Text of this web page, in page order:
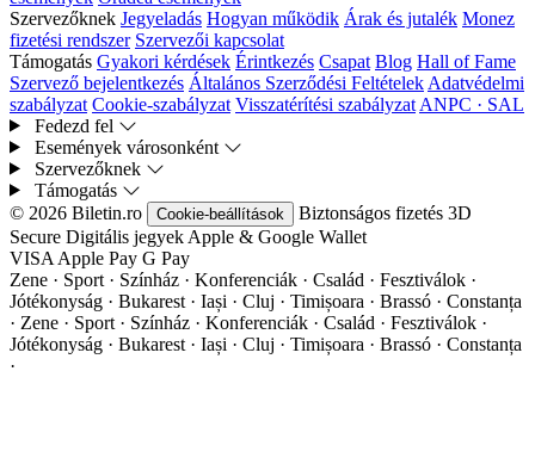
Szervezőknek Jegyeladás Hogyan működik Árak és jutalék Monez
fizetési rendszer Szervezői kapcsolat
Támogatás Gyakori kérdések Érintkezés Csapat Blog Hall of Fame
Szervező bejelentkezés Általános Szerződési Feltételek Adatvédelmi
szabályzat Cookie-szabályzat Visszatérítési szabályzat ANPC · SAL
Fedezd fel
Események városonként
Szervezőknek
Támogatás
© 2026 Biletin.ro
Cookie-beállítások Biztonságos fizetés 3D
Secure Digitális jegyek Apple & Google Wallet
VISA Apple Pay G Pay
Zene · Sport · Színház · Konferenciák · Család · Fesztiválok ·
Jótékonyság · Bukarest · Iași · Cluj · Timișoara · Brassó · Constanța
· Zene · Sport · Színház · Konferenciák · Család · Fesztiválok ·
Jótékonyság · Bukarest · Iași · Cluj · Timișoara · Brassó · Constanța
·